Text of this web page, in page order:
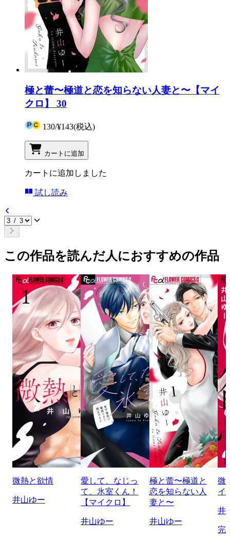
極と蕾〜極道と恋を知らない人妻と〜【マイ
クロ】 30
130/¥143(税込)
カートに追加
カートに追加しました
試し読み
この作品を読んだ人におすすめの作品
微熱と欲情
井山ゆー
愛して、なじっ
て、氷室くん！
【マイクロ】
井山ゆー
極と蕾〜極道と
恋を知らない人
妻と〜
井山ゆー
微
イ
井
完